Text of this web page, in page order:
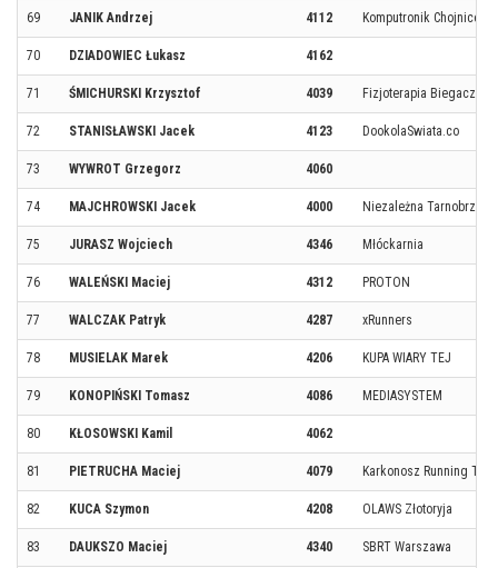
69 JANIK Andrzej 4112 Komputronik Chojnice
70 DZIADOWIEC Łukasz 4162
71 ŚMICHURSKI Krzysztof 4039 Fizjoterapia Biegacza/
72 STANISŁAWSKI Jacek 4123 DookolaSwiata.co
73 WYWROT Grzegorz 4060
74 MAJCHROWSKI Jacek 4000 Niezależna
75 JURASZ Wojciech 4346 Młóckarnia
76 WALEŃSKI Maciej 4312 PROTON
77 WALCZAK Patryk 4287 xRunners
78 MUSIELAK Marek 4206 KUPA WIARY TEJ
79 KONOPIŃSKI Tomasz 4086 MEDIASYSTEM
80 KŁOSOWSKI Kamil 4062
81 PIETRUCHA Maciej 4079 Karkonosz Running
82 KUCA Szymon 4208 OLAWS Złotoryja
83 DAUKSZO Maciej 4340 SBRT Warszawa